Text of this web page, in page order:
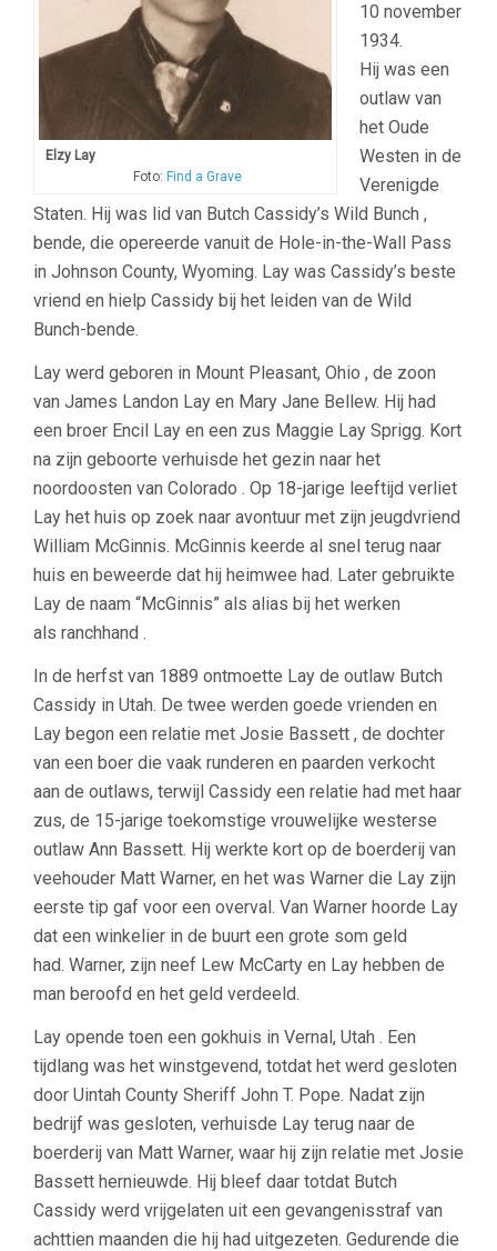
Elzy Lay
Foto: Find a Grave
10 november
1934.
Hij was een
outlaw van
het Oude
Westen in de
Verenigde
Staten. Hij was lid van Butch Cassidy’s Wild Bunch ,
bende, die opereerde vanuit de Hole-in-the-Wall Pass
in Johnson County, Wyoming. Lay was Cassidy’s beste
vriend en hielp Cassidy bij het leiden van de Wild
Bunch-bende.
Lay werd geboren in Mount Pleasant, Ohio , de zoon
van James Landon Lay en Mary Jane Bellew. Hij had
een broer Encil Lay en een zus Maggie Lay Sprigg. Kort
na zijn geboorte verhuisde het gezin naar het
noordoosten van Colorado . Op 18-jarige leeftijd verliet
Lay het huis op zoek naar avontuur met zijn jeugdvriend
William McGinnis. McGinnis keerde al snel terug naar
huis en beweerde dat hij heimwee had. Later gebruikte
Lay de naam “McGinnis” als alias bij het werken
als ranchhand .
In de herfst van 1889 ontmoette Lay de outlaw Butch
Cassidy in Utah. De twee werden goede vrienden en
Lay begon een relatie met Josie Bassett , de dochter
van een boer die vaak runderen en paarden verkocht
aan de outlaws, terwijl Cassidy een relatie had met haar
zus, de 15-jarige toekomstige vrouwelijke westerse
outlaw Ann Bassett. Hij werkte kort op de boerderij van
veehouder Matt Warner, en het was Warner die Lay zijn
eerste tip gaf voor een overval. Van Warner hoorde Lay
dat een winkelier in de buurt een grote som geld
had. Warner, zijn neef Lew McCarty en Lay hebben de
man beroofd en het geld verdeeld.
Lay opende toen een gokhuis in Vernal, Utah . Een
tijdlang was het winstgevend, totdat het werd gesloten
door Uintah County Sheriff John T. Pope. Nadat zijn
bedrijf was gesloten, verhuisde Lay terug naar de
boerderij van Matt Warner, waar hij zijn relatie met Josie
Bassett hernieuwde. Hij bleef daar totdat Butch
Cassidy werd vrijgelaten uit een gevangenisstraf van
achttien maanden die hij had uitgezeten. Gedurende die